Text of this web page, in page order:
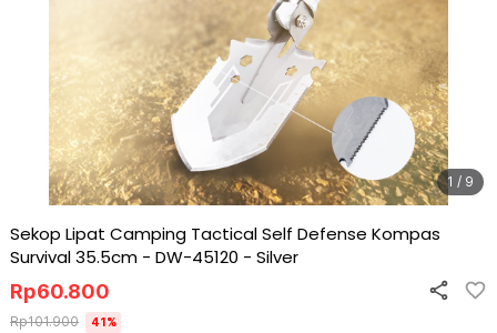
1 / 9
Sekop Lipat Camping Tactical Self Defense Kompas
Survival 35.5cm - DW-45120 - Silver
Rp60.800
Rp101.900 41%